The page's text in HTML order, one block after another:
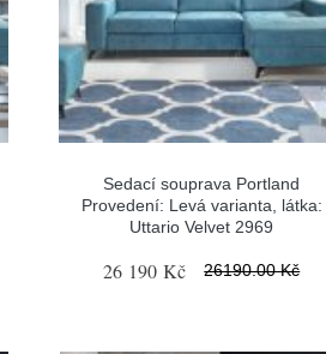
Sedací souprava Portland
Provedení: Levá varianta, látka:
Uttario Velvet 2969
26 190 Kč 26190.00 Kč